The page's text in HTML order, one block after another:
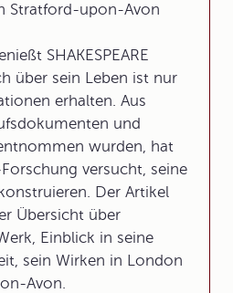
Stratford-upon-Avon
SHAKESPEARE
über sein Leben ist nur
erhalten. Aus
und
wurden, hat
versucht, seine
Der Artikel
Übersicht über
Einblick in seine
sein Wirken in London
Avon.